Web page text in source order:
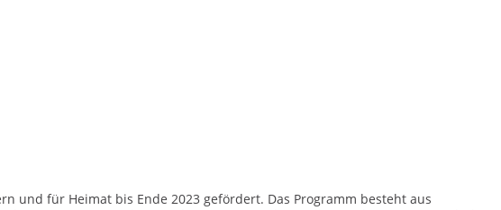
und für Heimat bis Ende 2023 gefördert. Das Programm besteht aus